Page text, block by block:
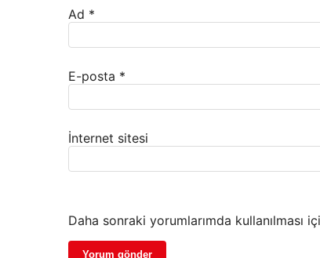
Ad *
E-posta *
İnternet sitesi
Daha sonraki yorumlarımda kullanılması